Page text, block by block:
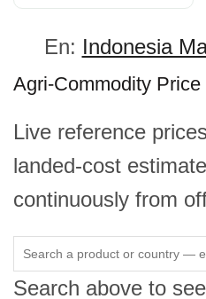
En: Indonesia
Agri-Commodity Price
Live reference
landed-cost
continuously from
Search above to